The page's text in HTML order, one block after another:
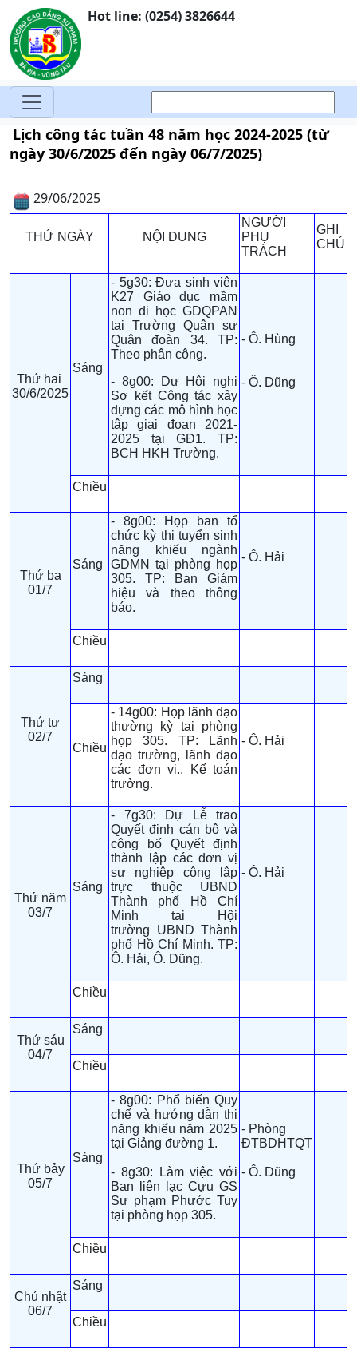
Hot line: (0254) 3826644
Lịch công tác tuần 48 năm học 2024-2025 (từ
ngày 30/6/2025 đến ngày 06/7/2025)
29/06/2025
THỨ NGÀY NỘI DUNG
NGƯỜI
PHỤ
TRÁCH
GHI
CHÚ
Thứ hai
30/6/2025
Sáng
- 5g30: Đưa sinh viên
K27 Giáo dục mầm
non đi học GDQPAN
tại Trường Quân sự
Quân đoàn 34. TP:
Theo phân công.
- 8g00: Dự Hội nghị
Sơ kết Công tác xây
dựng các mô hình học
tập giai đoạn 2021-
2025 tại GĐ1. TP:
BCH HKH Trường.
- Ô. Hùng
- Ô. Dũng
Chiều
Thứ ba
01/7
Sáng
- 8g00: Họp ban tổ
chức kỳ thi tuyển sinh
năng khiếu ngành
GDMN tại phòng họp
305. TP: Ban Giám
hiệu và theo thông
báo.
- Ô. Hải
Chiều
Thứ tư
02/7
Sáng
Chiều
- 14g00: Họp lãnh đạo
thường kỳ tại phòng
họp 305. TP: Lãnh
đạo trường, lãnh đạo
các đơn vị., Kế toán
trưởng.
- Ô. Hải
Thứ năm
03/7
Sáng
- 7g30: Dự Lễ trao
Quyết định cán bộ và
công bố Quyết định
thành lập các đơn vị
sự nghiệp công lập
trực thuộc UBND
Thành phố Hồ Chí
Minh tai Hội
trường UBND Thành
phố Hồ Chí Minh. TP:
Ô. Hải, Ô. Dũng.
- Ô. Hải
Chiều
Thứ sáu
04/7
Sáng
Chiều
Thứ bảy
05/7
Sáng
- 8g00: Phổ biến Quy
chế và hướng dẫn thi
năng khiếu năm 2025
tại Giảng đường 1.
- 8g30: Làm việc với
Ban liên lạc Cựu GS
Sư phạm Phước Tuy
tại phòng họp 305.
- Phòng
ĐTBDHTQT
- Ô. Dũng
Chiều
Chủ nhật
06/7
Sáng
Chiều